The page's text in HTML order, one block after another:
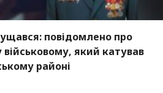
повідомлено про
військовому, який катував
районі